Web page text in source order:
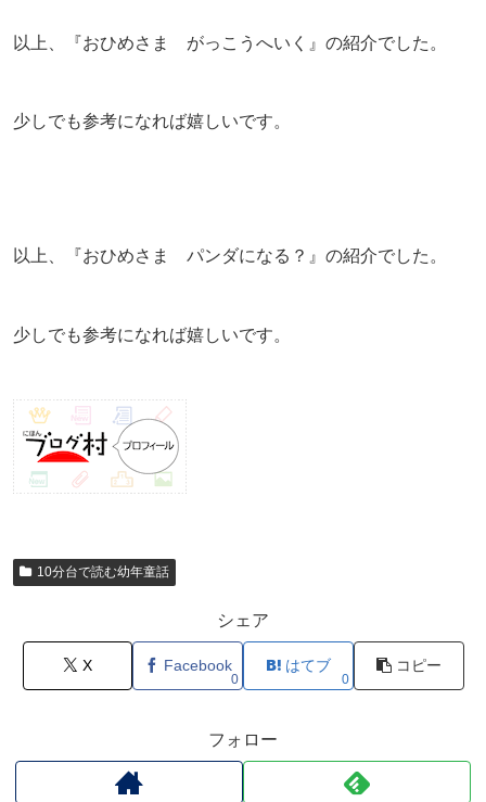
以上、『おひめさま がっこうへいく』の紹介でした。
少しでも参考になれば嬉しいです。
以上、『おひめさま パンダになる？』の紹介でした。
少しでも参考になれば嬉しいです。
10分台で読む幼年童話
シェア
X Facebook
0
はてブ
0
コピー
フォロー